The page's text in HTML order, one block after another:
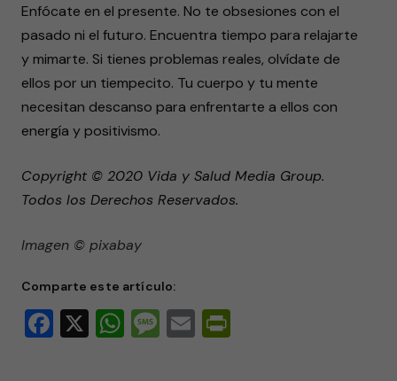
Enfócate en el presente. No te obsesiones con el
pasado ni el futuro. Encuentra tiempo para relajarte
y mimarte. Si tienes problemas reales, olvídate de
ellos por un tiempecito. Tu cuerpo y tu mente
necesitan descanso para enfrentarte a ellos con
energía y positivismo.
Copyright © 2020 Vida y Salud Media Group.
Todos los Derechos Reservados.
Imagen © pixabay
Comparte este artículo:
Facebook
X WhatsApp
Message
Email